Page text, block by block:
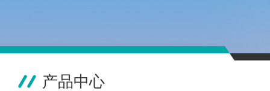
产品中心